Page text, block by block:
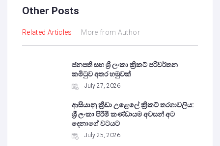
Other Posts
Related Articles More from Author
ජනපති සහ ශ්‍රී ලංකා ක්‍රිකට් පරිවර්තන
කමිටුව අතර හමුවක්
July 27, 2026
ආසියානු ක්‍රීඩා උළෙලේ ක්‍රිකට් තරගාවලිය:
ශ්‍රී ලංකා පිරිමි කණ්ඩායම අවසන් අට
දෙනාගේ වටයට
July 25, 2026